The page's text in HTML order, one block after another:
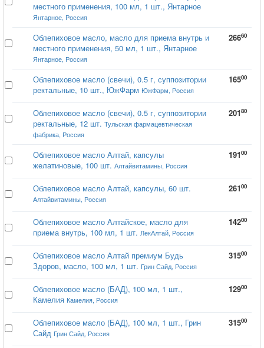
местного применения, 100 мл, 1 шт., Янтарное
Янтарное, Россия
Облепиховое масло, масло для приема внутрь и
местного применения, 50 мл, 1 шт., Янтарное
Янтарное, Россия
26660
Облепиховое масло (свечи), 0.5 г, суппозитории
ректальные, 10 шт., ЮжФарм ЮжФарм, Россия
16500
Облепиховое масло (свечи), 0.5 г, суппозитории
ректальные, 12 шт. Тульская фармацевтическая
фабрика, Россия
20180
Облепиховое масло Алтай, капсулы
желатиновые, 100 шт. Алтайвитамины, Россия
19100
Облепиховое масло Алтай, капсулы, 60 шт.
Алтайвитамины, Россия
26100
Облепиховое масло Алтайское, масло для
приема внутрь, 100 мл, 1 шт. ЛекАлтай, Россия
14200
Облепиховое масло Алтай премиум Будь
Здоров, масло, 100 мл, 1 шт. Грин Сайд, Россия
31500
Облепиховое масло (БАД), 100 мл, 1 шт.,
Камелия Камелия, Россия
12900
Облепиховое масло (БАД), 100 мл, 1 шт., Грин
Сайд Грин Сайд, Россия
31500